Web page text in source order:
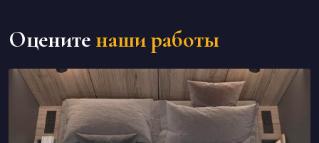
Оцените наши работы